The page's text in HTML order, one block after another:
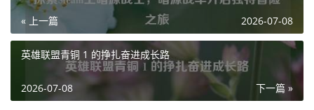
定战术，互相配合，在枪林弹雨中穿梭，攻克一个又一个难
关，每一次成功的突袭，每一次精准的射击，都让我充满成
就感，和平精英不仅仅是一款游戏，它还让我结识了许多志
同道合的朋友，我们在游戏中相互扶持，共同成长，一起度
过了无数个欢乐的时光。
« 上一篇 2026-07-08
英雄联盟青铜 1 的挣扎奋进成长路
下一篇 »
2026-07-08